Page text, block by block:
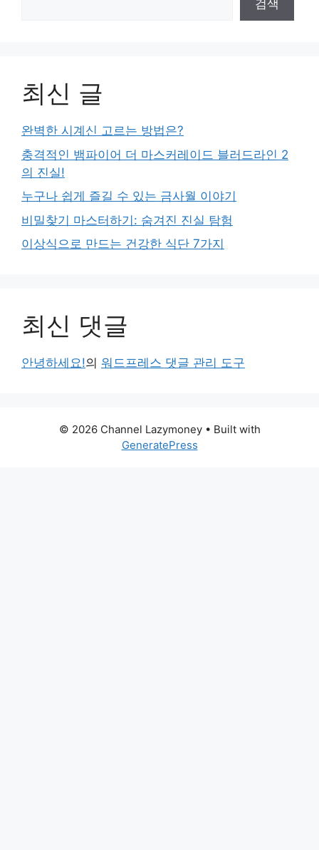
검색
최신 글
완벽한 시계신 고르는 방법은?
충격적인 뱀파이어 더 마스커레이드 블러드라인 2
의 진실!
누구나 쉽게 즐길 수 있는 금사월 이야기
비밀찾기 마스터하기: 숨겨진 진실 탐험
이상식으로 만드는 건강한 식단 7가지
최신 댓글
안녕하세요!의 워드프레스 댓글 관리 도구
© 2026 Channel Lazymoney• Built with
GeneratePress